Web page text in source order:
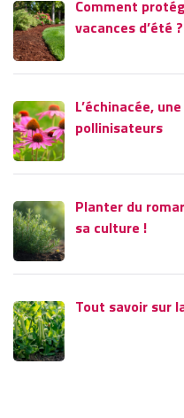
Comment
vacances d’été ?
L’échinacée,
pollinisateurs
Planter du
sa culture !
Tout savoir sur